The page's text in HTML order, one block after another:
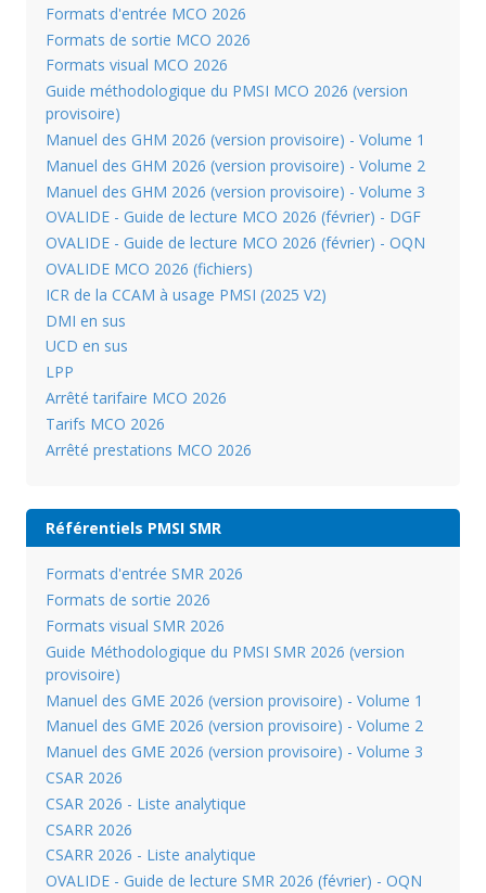
Formats d'entrée MCO 2026
Formats de sortie MCO 2026
Formats visual MCO 2026
Guide méthodologique du PMSI MCO 2026 (version
provisoire)
Manuel des GHM 2026 (version provisoire) - Volume 1
Manuel des GHM 2026 (version provisoire) - Volume 2
Manuel des GHM 2026 (version provisoire) - Volume 3
OVALIDE - Guide de lecture MCO 2026 (février) - DGF
OVALIDE - Guide de lecture MCO 2026 (février) - OQN
OVALIDE MCO 2026 (fichiers)
ICR de la CCAM à usage PMSI (2025 V2)
DMI en sus
UCD en sus
LPP
Arrêté tarifaire MCO 2026
Tarifs MCO 2026
Arrêté prestations MCO 2026
Référentiels PMSI SMR
Formats d'entrée SMR 2026
Formats de sortie 2026
Formats visual SMR 2026
Guide Méthodologique du PMSI SMR 2026 (version
provisoire)
Manuel des GME 2026 (version provisoire) - Volume 1
Manuel des GME 2026 (version provisoire) - Volume 2
Manuel des GME 2026 (version provisoire) - Volume 3
CSAR 2026
CSAR 2026 - Liste analytique
CSARR 2026
CSARR 2026 - Liste analytique
OVALIDE - Guide de lecture SMR 2026 (février) - OQN